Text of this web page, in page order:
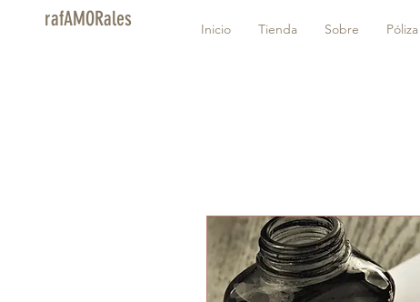
rafAMORales Inicio Tienda Sobre Póliza